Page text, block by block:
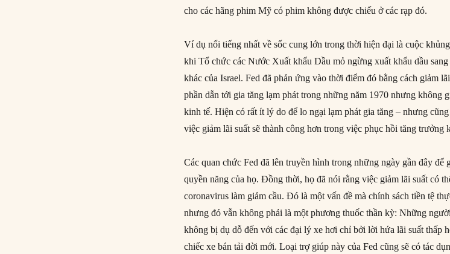
cho các hãng phim Mỹ có phim không được chiếu ở các rạp đó.
Ví dụ nổi tiếng nhất về sốc cung lớn trong thời hiện đại là cuộc
khi Tổ chức các Nước Xuất khẩu Dầu mỏ ngừng xuất khẩu dầu
khác của Israel. Fed đã phản ứng vào thời điểm đó bằng cách giảm
phần dẫn tới gia tăng lạm phát trong những năm 1970 nhưng không
kinh tế. Hiện có rất ít lý do để lo ngại lạm phát gia tăng – nhưng
việc giảm lãi suất sẽ thành công hơn trong việc phục hồi tăng trưởng
Các quan chức Fed đã lên truyền hình trong những ngày gần đây để
quyền năng của họ. Đồng thời, họ đã nói rằng việc giảm lãi suất có
coronavirus làm giảm cầu. Đó là một vấn đề mà chính sách tiền tệ
nhưng đó vẫn không phải là một phương thuốc thần kỳ: Những
không bị dụ dỗ đến với các đại lý xe hơi chỉ bởi lời hứa lãi suất thấp
chiếc xe bán tải đời mới. Loại trợ giúp này của Fed cũng sẽ có tác